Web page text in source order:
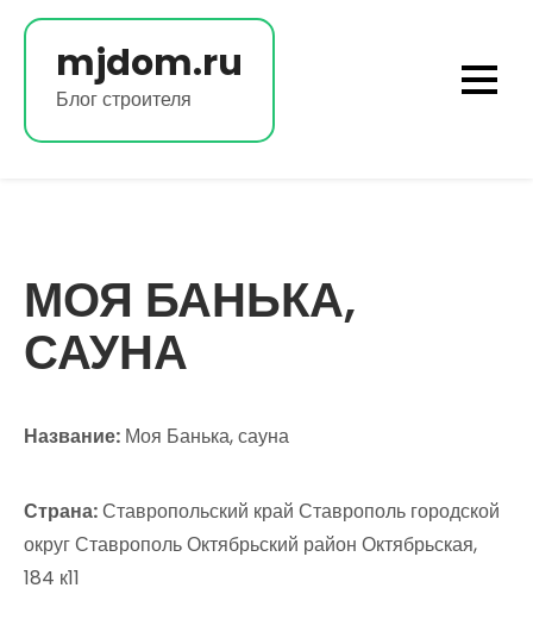
Перейти
содержимомуmjdom.ru
Блог строителя
МОЯ БАНЬКА,
САУНА
Название: Моя Банька, сауна
Страна:Ставропольский край Ставрополь городской
округ Ставрополь Октябрьский район Октябрьская,
184 к11